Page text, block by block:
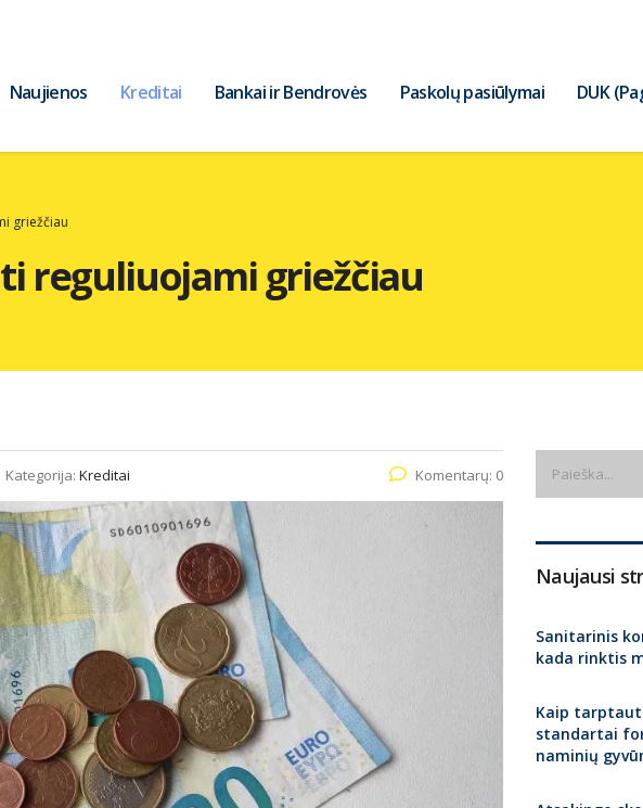
Naujienos Kreditai Bankai ir Bendrovės Paskolų pasiūlymai DUK
griežčiau
reguliuojami griežčiau
Kategorija: Kreditai Komentarų: 0
Naujausi
Sanitarinis
kada rinktis
Kaip
standartai
naminių